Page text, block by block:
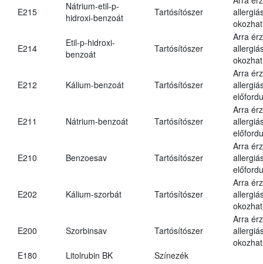
E215
Nátrium-etil-p-
hidroxi-benzoát
Tartósítószer
E214
Etil-p-hidroxi-
benzoát
Tartósítószer
Arra
E212 Kálium-benzoát Tartósítószer
Arra
E211 Nátrium-benzoát Tartósítószer
Arra
E210 Benzoesav Tartósítószer
Arra
E202 Kálium-szorbát Tartósítószer
Arra
E200 Szorbinsav Tartósítószer
Arra
E180
Litolrubin BK
Színezék